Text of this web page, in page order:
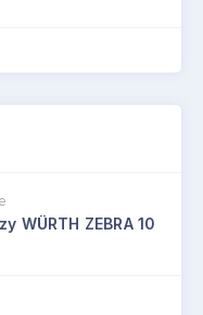
WÜRTH ZEBRA 10